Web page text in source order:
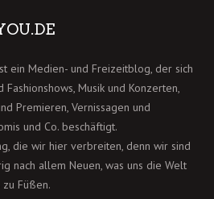
ein Medien- und Freizeitblog, der sich
Fashionshows, Musik und Konzerten,
Premieren, Vernissagen und
und Co. beschäftigt.
die wir hier verbreiten, denn wir sind
nach allem Neuen, was uns die Welt
Füßen.